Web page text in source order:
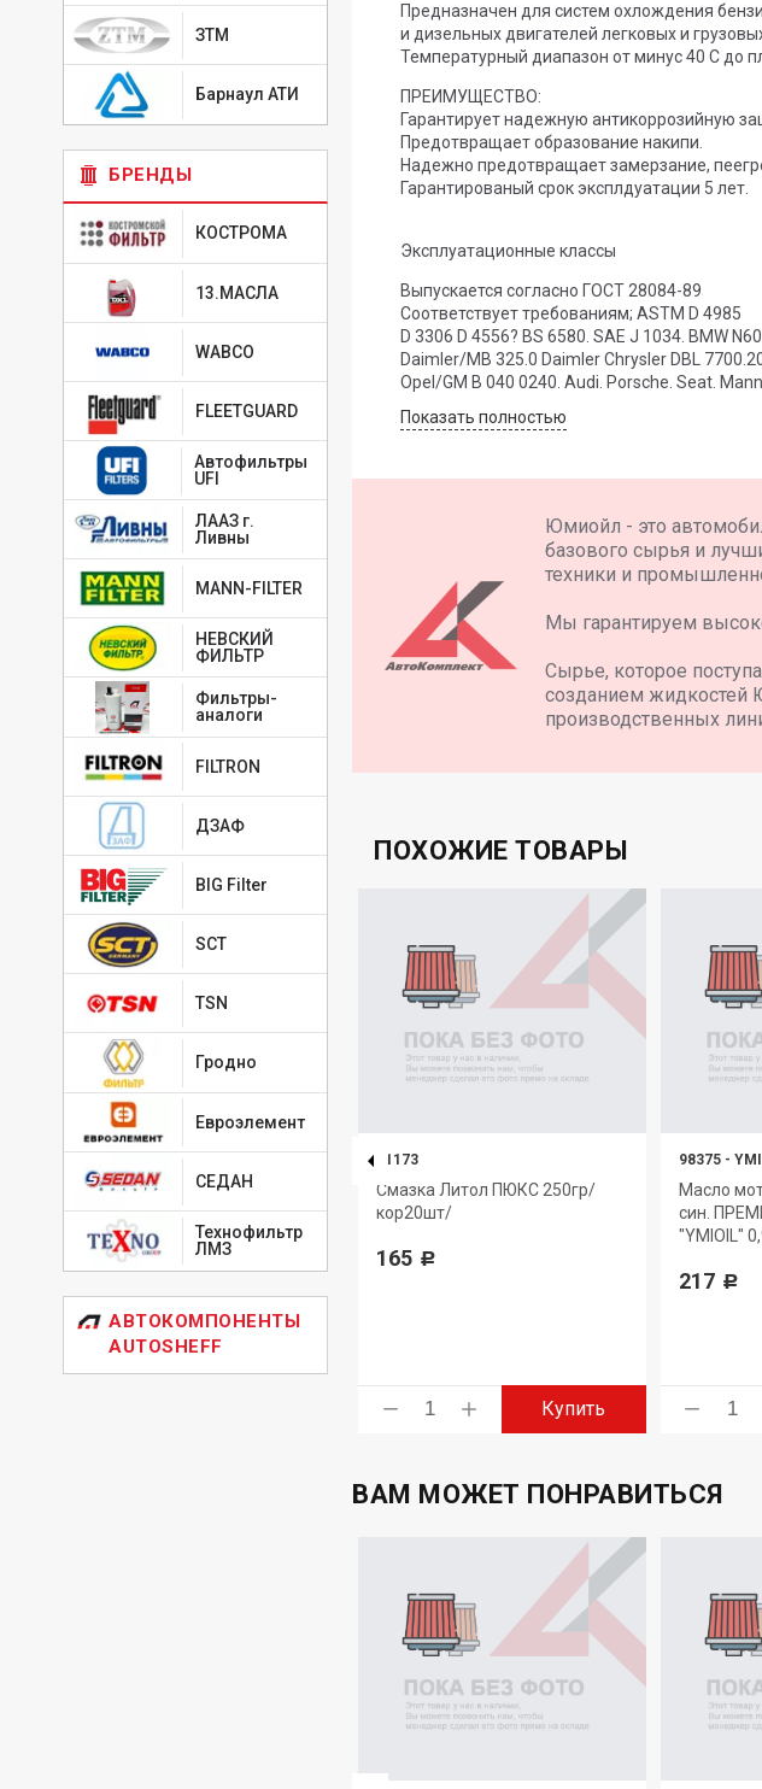
ЗТМ
Барнаул АТИ
БРЕНДЫ
КОСТРОМА
13.МАСЛА
WABCO
FLEETGUARD
Автофильтры
UFI
ЛААЗ г.
Ливны
MANN-FILTER
НЕВСКИЙ
ФИЛЬТР
Фильтры-
аналоги
FILTRON
ДЗАФ
BIG Filter
SCT
TSN
Гродно
Евроэлемент
СЕДАН
Технофильтр
ЛМЗ
АВТОКОМПОНЕНТЫ
AUTOSHEFF
Предназначен для систем охлождения
и дизельных двигателей легковых и
Температурный диапазон от минус 40 С до
ПРЕИМУЩЕСТВО:
Гарантирует надежную антикоррозийную
Предотвращает образование накипи.
Надежно предотвращает замерзание,
Гарантированый срок эксплдуатации 5 лет.
Эксплуатационные классы
Выпускается согласно ГОСТ 28084-89
Соответствует требованиям; ASTM D 4985
D 3306 D 4556? BS 6580. SAE J 1034.
Daimler/MB 325.0 Daimler Chrysler DBL
Opel/GM B 040 0240. Audi. Porsche. Seat.
Показать полностью
Юмиойл - это
базового сырья и
техники и
Мы гарантируем
Сырье, которое
созданием жидкостей
производственных
ПОХОЖИЕ ТОВАРЫ
Масло трансмиссионное
ТСП-15к "YMIOIL" 4л/кейс3/
478 Р
91173
Смазка Литол ПЮКС 250гр/
кор20шт/
165 Р
Купить
98375 -
Масло
син.
"YMIOIL"
217 Р
ВАМ МОЖЕТ ПОНРАВИТЬСЯ